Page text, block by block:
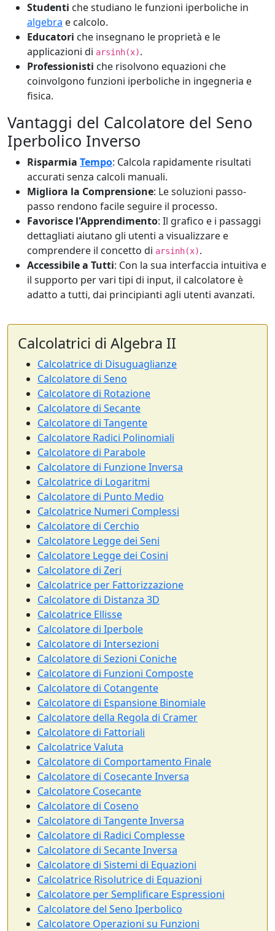
Studenti che studiano le funzioni iperboliche in
algebra e calcolo.
Educatori che insegnano le proprietà e le
applicazioni di arsinh(x).
Professionisti che risolvono equazioni che
coinvolgono funzioni iperboliche in ingegneria e
fisica.
Vantaggi del Calcolatore del Seno
Iperbolico Inverso
Risparmia Tempo: Calcola rapidamente risultati
accurati senza calcoli manuali.
Migliora la Comprensione: Le soluzioni passo-
passo rendono facile seguire il processo.
Favorisce l'Apprendimento: Il grafico e i passaggi
dettagliati aiutano gli utenti a visualizzare e
comprendere il concetto di arsinh(x).
Accessibile a Tutti: Con la sua interfaccia intuitiva e
il supporto per vari tipi di input, il calcolatore è
adatto a tutti, dai principianti agli utenti avanzati.
Calcolatrici di Algebra II
Calcolatrice di Disuguaglianze
Calcolatore di Seno
Calcolatore di Rotazione
Calcolatore di Secante
Calcolatore di Tangente
Calcolatore Radici Polinomiali
Calcolatore di Parabole
Calcolatore di Funzione Inversa
Calcolatrice di Logaritmi
Calcolatore di Punto Medio
Calcolatrice Numeri Complessi
Calcolatore di Cerchio
Calcolatore Legge dei Seni
Calcolatore Legge dei Cosini
Calcolatore di Zeri
Calcolatrice per Fattorizzazione
Calcolatore di Distanza 3D
Calcolatrice Ellisse
Calcolatore di Iperbole
Calcolatore di Intersezioni
Calcolatore di Sezioni Coniche
Calcolatore di Funzioni Composte
Calcolatore di Cotangente
Calcolatore di Espansione Binomiale
Calcolatore della Regola di Cramer
Calcolatore di Fattoriali
Calcolatrice Valuta
Calcolatore di Comportamento Finale
Calcolatore di Cosecante Inversa
Calcolatore Cosecante
Calcolatore di Coseno
Calcolatore di Tangente Inversa
Calcolatore di Radici Complesse
Calcolatore di Secante Inversa
Calcolatore di Sistemi di Equazioni
Calcolatrice Risolutrice di Equazioni
Calcolatore per Semplificare Espressioni
Calcolatore del Seno Iperbolico
Calcolatore Operazioni su Funzioni